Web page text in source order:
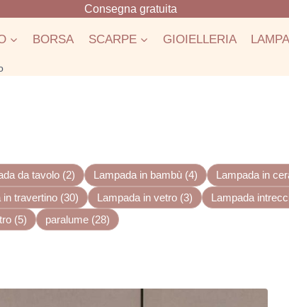
Consegna gratuita
BORSA SCARPE GIOIELLERIA
da tavolo (2) Lampada in bambù (4) Lampada in
in travertino (30) Lampada in vetro (3) Lampada
(5) paralume (28)